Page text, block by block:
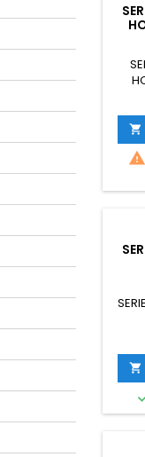


